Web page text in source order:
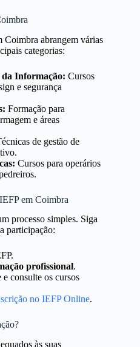
Coimbra abrangem várias
categorias:
da Informação: Cursos
e segurança
Formação para
e áreas
de gestão de
Cursos para operários
em Coimbra
processo simples. Siga
participação:
profissional.
e consulte os cursos
no IEFP Online.
às suas